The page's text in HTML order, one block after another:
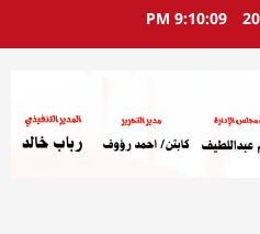
9:10:11 PM